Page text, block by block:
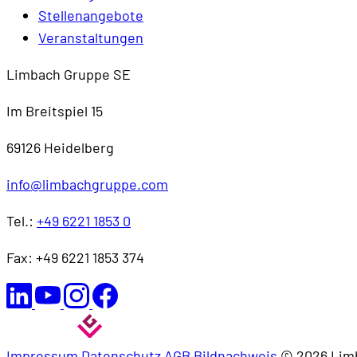
Stellenangebote
Veranstaltungen
Limbach Gruppe SE
Im Breitspiel 15
69126 Heidelberg
info@limbachgruppe.com
Tel.: +49 6221 1853 0
Fax: +49 6221 1853 374